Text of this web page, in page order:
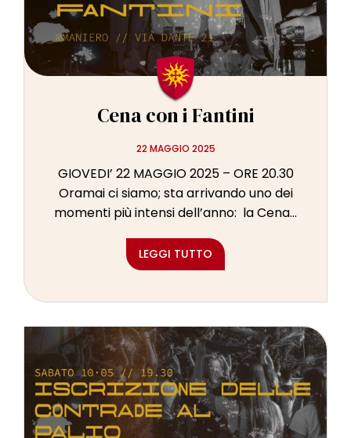
Cena con i Fantini
22 MAGGIO 2025
GIOVEDI’ 22 MAGGIO 2025 – ORE 20.30
Oramai ci siamo; sta arrivando uno dei
momenti più intensi dell’anno: la Cena...
LEGGI TUTTO